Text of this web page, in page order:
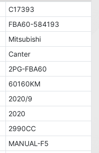
C17393
FBA60-584193
Mitsubishi
Canter
2PG-FBA60
60160KM
2020/9
2020
2990CC
MANUAL-F5